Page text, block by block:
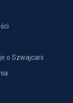
o Szwajcarii